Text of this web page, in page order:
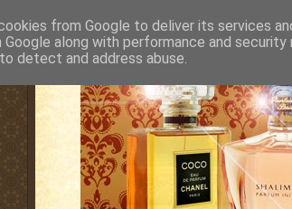
from Google to deliver its services
Google along with performance and
detect and address abuse.